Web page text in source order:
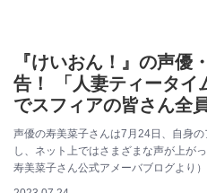
『けいおん！』の声優
告！ 「人妻ティータイ
でスフィアの皆さん全
声優の寿美菜子さんは7月24日、自身
し、ネット上ではさまざまな声が上が
寿美菜子さん公式アメーバブログより）